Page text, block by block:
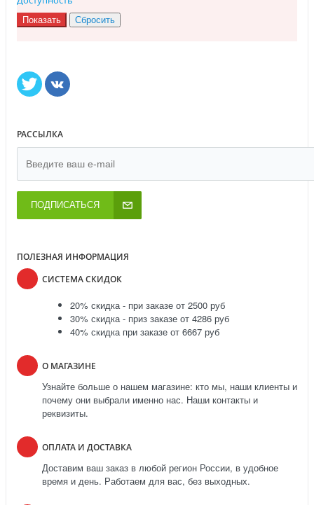
РАССЫЛКА
ПОДПИСАТЬСЯ
ПОЛЕЗНАЯ ИНФОРМАЦИЯ
СИСТЕМА СКИДОК
20% скидка - при заказе от 2500 руб
30% скидка - приз заказе от 4286 руб
40% скидка при заказе от 6667 руб
О МАГАЗИНЕ
Узнайте больше о нашем магазине: кто мы, наши клиенты и
почему они выбрали именно нас. Наши контакты и
реквизиты.
ОПЛАТА И ДОСТАВКА
Доставим ваш заказ в любой регион России, в удобное
время и день. Работаем для вас, без выходных.